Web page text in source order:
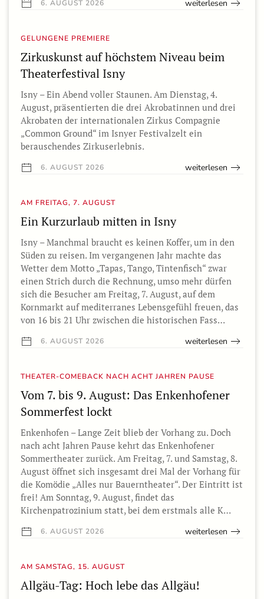
6. AUGUST 2026 weiterlesen
GELUNGENE PREMIERE
Zirkuskunst auf höchstem Niveau beim
Theaterfestival Isny
Isny – Ein Abend voller Staunen. Am Dienstag, 4.
August, präsentierten die drei Akrobatinnen und drei
Akrobaten der internationalen Zirkus Compagnie
„Common Ground“ im Isnyer Festivalzelt ein
berauschendes Zirkuserlebnis.
6. AUGUST 2026 weiterlesen
AM FREITAG, 7. AUGUST
Ein Kurzurlaub mitten in Isny
Isny – Manchmal braucht es keinen Koffer, um in den
Süden zu reisen. Im vergangenen Jahr machte das
Wetter dem Motto „Tapas, Tango, Tintenfisch“ zwar
einen Strich durch die Rechnung, umso mehr dürfen
sich die Besucher am Freitag, 7. August, auf dem
Kornmarkt auf mediterranes Lebensgefühl freuen, das
von 16 bis 21 Uhr zwischen die historischen Fass…
6. AUGUST 2026 weiterlesen
THEATER-COMEBACK NACH ACHT JAHREN PAUSE
Vom 7. bis 9. August: Das Enkenhofener
Sommerfest lockt
Enkenhofen – Lange Zeit blieb der Vorhang zu. Doch
nach acht Jahren Pause kehrt das Enkenhofener
Sommertheater zurück. Am Freitag, 7. und Samstag, 8.
August öffnet sich insgesamt drei Mal der Vorhang für
die Komödie „Alles nur Bauerntheater“. Der Eintritt ist
frei! Am Sonntag, 9. August, findet das
Kirchenpatrozinium statt, bei dem erstmals alle K…
6. AUGUST 2026 weiterlesen
AM SAMSTAG, 15. AUGUST
Allgäu-Tag: Hoch lebe das Allgäu!